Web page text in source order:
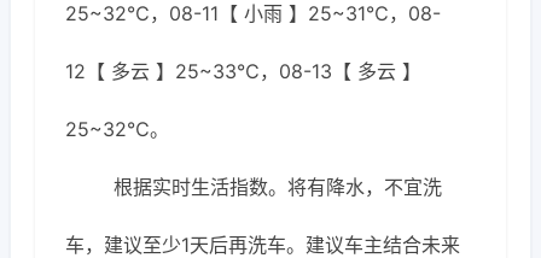
25~32℃，08-11【 小雨 】25~31℃，08-
12【 多云 】25~33℃，08-13【 多云 】
25~32℃。
根据实时生活指数。将有降水，不宜洗
车，建议至少1天后再洗车。建议车主结合未来